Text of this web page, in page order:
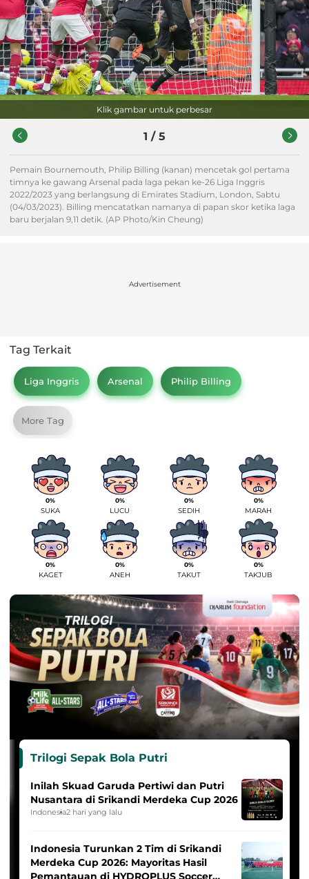
Klik gambar untuk perbesar
1 / 5
Pemain Bournemouth, Philip Billing (kanan) mencetak gol pertama
timnya ke gawang Arsenal pada laga pekan ke-26 Liga Inggris
2022/2023 yang berlangsung di Emirates Stadium, London, Sabtu
(04/03/2023). Billing mencatatkan namanya di papan skor ketika laga
baru berjalan 9,11 detik. (AP Photo/Kin Cheung)
Advertisement
Tag Terkait
Liga Inggris Arsenal Philip Billing
More Tag
0%
SUKA
0%
LUCU
0%
SEDIH
0%
MARAH
0%
KAGET
0%
ANEH
0%
TAKUT
0%
TAKJUB
Trilogi Sepak Bola Putri
Inilah Skuad Garuda Pertiwi dan Putri
Nusantara di Srikandi Merdeka Cup 2026
Indonesia2 hari yang lalu
Indonesia Turunkan 2 Tim di Srikandi
Merdeka Cup 2026: Mayoritas Hasil
Pemantauan di HYDROPLUS Soccer